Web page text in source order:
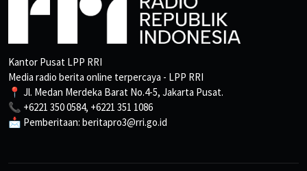
Kantor Pusat LPP RRI
Media radio berita online terpercaya - LPP RRI
📍 Jl. Medan Merdeka Barat No.4-5, Jakarta Pusat.
📞 +6221 350 0584, +6221 351 1086
📩 Pemberitaan: beritapro3@rri.go.id